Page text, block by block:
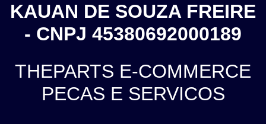
KAUAN DE SOUZA FREIRE
- CNPJ 45380692000189
THEPARTS E-COMMERCE
PECAS E SERVICOS